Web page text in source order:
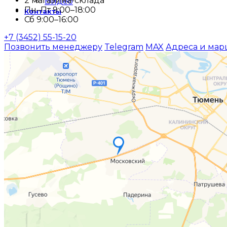
Контакты
Пн–Пт 9:00–18:00
Сб 9:00–16:00
+7 (3452) 55-15-20
Позвонить менеджеру Telegram MAX Адреса и